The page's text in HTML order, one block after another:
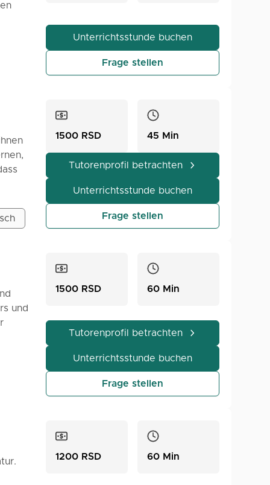
in
Unterrichtsstunde buchen
Frage stellen
1500 RSD 45 Min
Tutorenprofil betrachten
Unterrichtsstunde buchen
Frage stellen
und
1500 RSD 60 Min
Tutorenprofil betrachten
Unterrichtsstunde buchen
Frage stellen
1200 RSD 60 Min